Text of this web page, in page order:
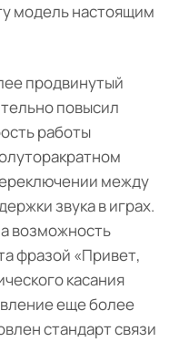
модель настоящим
продвинутый
повысил
работы
между
звука в играх.
возможность
фразой «Привет,
касания
еще более
стандарт связи